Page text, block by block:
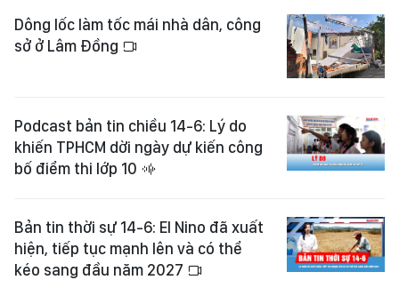
Dông lốc làm tốc mái nhà dân, công
sở ở Lâm Đồng
Podcast bản tin chiều 14-6: Lý do
khiến TPHCM dời ngày dự kiến công
bố điểm thi lớp 10
Bản tin thời sự 14-6: El Nino đã xuất
hiện, tiếp tục mạnh lên và có thể
kéo sang đầu năm 2027